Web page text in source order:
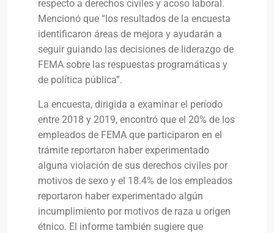
respecto a derechos civiles y acoso laboral.
Mencionó que “los resultados de la encuesta
identificaron áreas de mejora y ayudarán a
seguir guiando las decisiones de liderazgo de
FEMA sobre las respuestas programáticas y
de política pública”.
La encuesta, dirigida a examinar el período
entre 2018 y 2019, encontró que el 20% de los
empleados de FEMA que participaron en el
trámite reportaron haber experimentado
alguna violación de sus derechos civiles por
motivos de sexo y el 18.4% de los empleados
reportaron haber experimentado algún
incumplimiento por motivos de raza u origen
étnico. El informe también sugiere que